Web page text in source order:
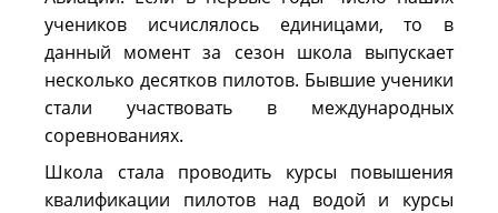
учеников исчислялось единицами, то в
данный момент за сезон школа выпускает
несколько десятков пилотов. Бывшие ученики
стали участвовать в международных
соревнованиях.
Школа стала проводить курсы повышения
квалификации пилотов над водой и курсы